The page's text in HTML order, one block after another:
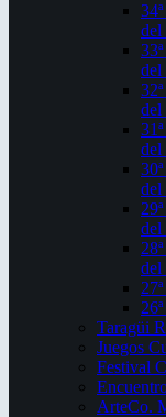
del
del
del
del
del
del
del
Taragüi
Juegos
Festival
ArteCo.